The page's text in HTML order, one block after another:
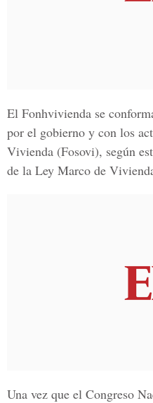
El Fonhvivienda se
por el gobierno y con los
Vivienda (Fosovi), según
de la Ley Marco de
Una vez que el Congreso